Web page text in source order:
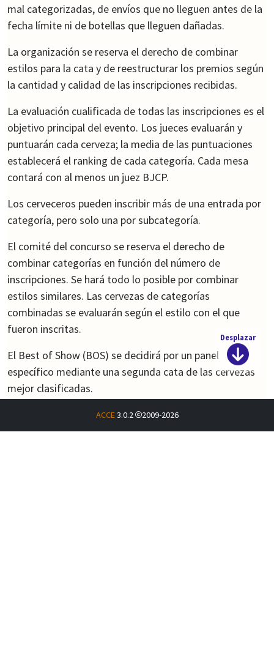
Desplazar
mal categorizadas, de envíos que no lleguen antes de la
fecha límite ni de botellas que lleguen dañadas.
La organización se reserva el derecho de combinar
estilos para la cata y de reestructurar los premios según
la cantidad y calidad de las inscripciones recibidas.
La evaluación cualificada de todas las inscripciones es el
objetivo principal del evento. Los jueces evaluarán y
puntuarán cada cerveza; la media de las puntuaciones
establecerá el ranking de cada categoría. Cada mesa
contará con al menos un juez BJCP.
Los cerveceros pueden inscribir más de una entrada por
categoría, pero solo una por subcategoría.
El comité del concurso se reserva el derecho de
combinar categorías en función del número de
inscripciones. Se hará todo lo posible por combinar
estilos similares. Las cervezas de categorías
combinadas se evaluarán según el estilo con el que
fueron inscritas.
El Best of Show (BOS) se decidirá por un panel
específico mediante una segunda cata de las cervezas
mejor clasificadas.
Las botellas no se devolverán a los participantes.
ACCE3.0.2 2009-2026